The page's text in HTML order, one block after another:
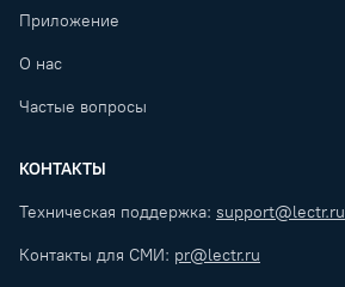
Приложение
О нас
Частые вопросы
КОНТАКТЫ
Техническая поддержка: support@lectr.ru
Контакты для СМИ: pr@lectr.ru